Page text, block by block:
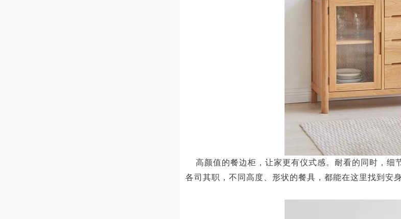
高颜值的餐边柜，让家更有仪式感。耐看的同时，
各司其职，不同高度、形状的餐具，都能在这里找到安身